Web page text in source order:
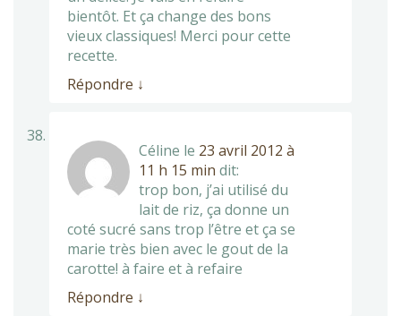
bientôt. Et ça change des bons
vieux classiques! Merci pour cette
recette.
Répondre ↓
Céline le 23 avril 2012 à
11 h 15 min dit:
trop bon, j’ai utilisé du
lait de riz, ça donne un
coté sucré sans trop l’être et ça se
marie très bien avec le gout de la
carotte! à faire et à refaire
Répondre ↓